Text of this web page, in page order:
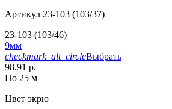
Артикул 23-103 (103/37)
23-103 (103/46)
9мм
checkmark_alt_circleВыбрать
98.91 р.
По 25 м
Цвет экрю